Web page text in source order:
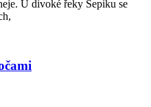
U divoké řeky Sepiku se